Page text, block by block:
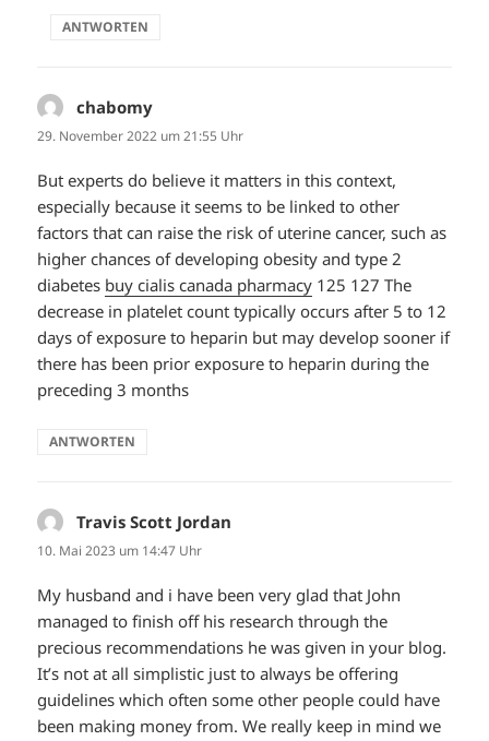
ANTWORTEN
chabomy
29. November 2022 um 21:55 Uhr
But experts do believe it matters in this context,
especially because it seems to be linked to other
factors that can raise the risk of uterine cancer, such as
higher chances of developing obesity and type 2
diabetes buy cialis canada pharmacy 125 127 The
decrease in platelet count typically occurs after 5 to 12
days of exposure to heparin but may develop sooner if
there has been prior exposure to heparin during the
preceding 3 months
ANTWORTEN
Travis Scott Jordan
10. Mai 2023 um 14:47 Uhr
My husband and i have been very glad that John
managed to finish off his research through the
precious recommendations he was given in your blog.
It’s not at all simplistic just to always be offering
guidelines which often some other people could have
been making money from. We really keep in mind we